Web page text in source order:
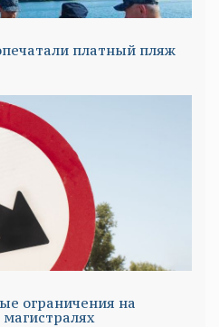
платный пляж
ограничения на